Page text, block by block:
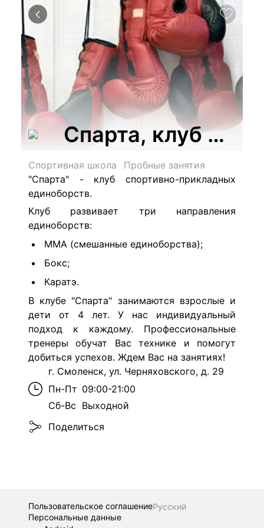
Спарта, клуб
Спортивная школа
Пробные занятия
"Спарта" - клуб спортивно-прикладных
единоборств.
Клуб развивает три направления
единоборств:
ММА (смешанные единоборства);
Бокс;
Каратэ.
В клубе "Спарта" занимаются взрослые и
дети от 4 лет. У нас индивидуальный
подход к каждому. Профессиональные
тренеры обучат Вас технике и помогут
добиться успехов. Ждем Вас на занятиях!
г. Смоленск, ул. Черняховского, д. 29
Пн-Пт 09:00-21:00
Сб-Вс Выходной
Поделиться
Пользовательское соглашениеРусский
Персональные данные